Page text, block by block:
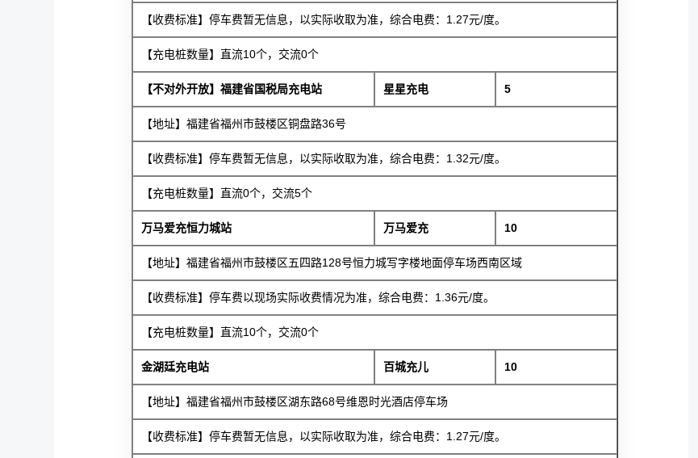
【收费标准】停车费暂无信息，以实际收取为准，综合电费：1.27元/度。
【充电桩数量】直流10个，交流0个
【不对外开放】福建省国税局充电站 星星充电 5
【地址】福建省福州市鼓楼区铜盘路36号
【收费标准】停车费暂无信息，以实际收取为准，综合电费：1.32元/度。
【充电桩数量】直流0个，交流5个
万马爱充恒力城站 万马爱充 10
【地址】福建省福州市鼓楼区五四路128号恒力城写字楼地面停车场西南区域
【收费标准】停车费以现场实际收费情况为准，综合电费：1.36元/度。
【充电桩数量】直流10个，交流0个
金湖廷充电站 百城充儿 10
【地址】福建省福州市鼓楼区湖东路68号维恩时光酒店停车场
【收费标准】停车费暂无信息，以实际收取为准，综合电费：1.27元/度。